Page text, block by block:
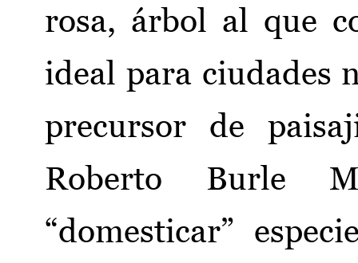
rosa, árbol al que
ideal para ciudades
precursor de
Roberto Burle
“domesticar”